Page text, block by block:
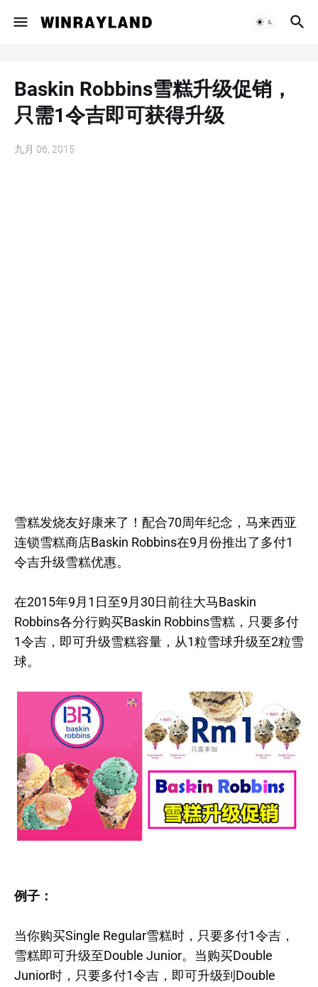
Baskin Robbins雪糕升级促销，
只需1令吉即可获得升级
九月 06, 2015
雪糕发烧友好康来了！配合70周年纪念，马来西亚
连锁雪糕商店Baskin Robbins在9月份推出了多付1
令吉升级雪糕优惠。
在2015年9月1日至9月30日前往大马Baskin
Robbins各分行购买Baskin Robbins雪糕，只要多付
1令吉，即可升级雪糕容量，从1粒雪球升级至2粒雪
球。
例子：
当你购买Single Regular雪糕时，只要多付1令吉，
雪糕即可升级至Double Junior。当购买Double
Junior时，只要多付1令吉，即可升级到Double